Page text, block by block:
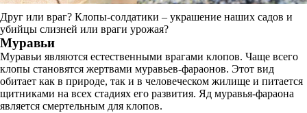
Друг или враг? Клопы-солдатики – украшение наших садов и
убийцы слизней или враги урожая?
Муравьи
Муравьи являются естественными врагами клопов. Чаще всего
клопы становятся жертвами муравьев-фараонов. Этот вид
обитает как в природе, так и в человеческом жилище и питается
щитниками на всех стадиях его развития. Яд муравья-фараона
является смертельным для клопов.